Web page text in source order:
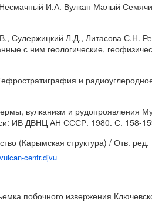
И.А. Вулкан Малый
Л.Д., Литасова С.Н.
с ним геологические,
и
вулканизм и рудопроявления
ИВ ДВНЦ АН СССР. 1980. С. 158-
(Карымская структура) / Отв.
centr.djvu
побочного извержения